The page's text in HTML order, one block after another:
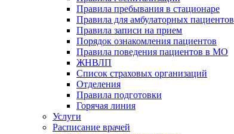
Правила пребывания в стационаре
Правила для амбулаторных пациентов
Правила записи на прием
Порядок ознакомления пациентов
Правила поведения пациентов в МО
ЖНВЛП
Список страховых организаций
Отделения
Правила подготовки
Горячая линия
Услуги
Расписание врачей